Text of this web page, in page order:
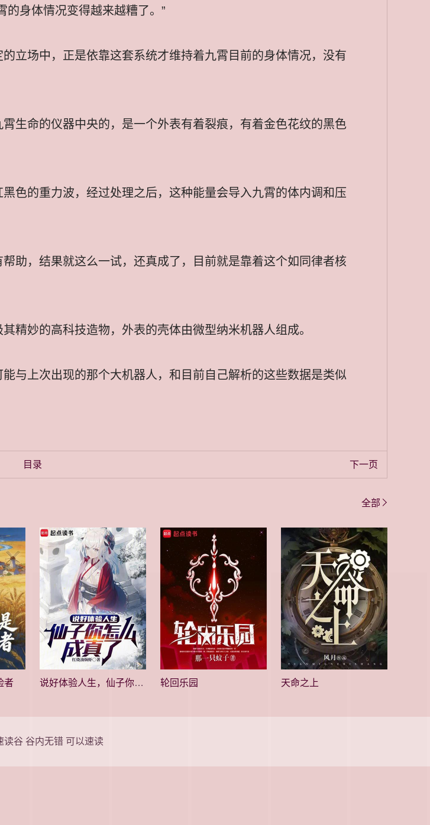
的身体情况变得越来越糟了。”
立场中，正是依靠这套系统才维持着九霄目前的身体情况，没有
生命的仪器中央的，是一个外表有着裂痕，有着金色花纹的黑色
色的重力波，经过处理之后，这种能量会导入九霄的体内调和压
助，结果就这么一试，还真成了，目前就是靠着这个如同律者核
精妙的高科技造物，外表的壳体由微型纳米机器人组成。
与上次出现的那个大机器人，和目前自己解析的这些数据是类似
目录 下一页
全部
者 说好体验人生，仙子你怎么成真了 轮回乐园 天命之上
读谷 谷内无错 可以速读